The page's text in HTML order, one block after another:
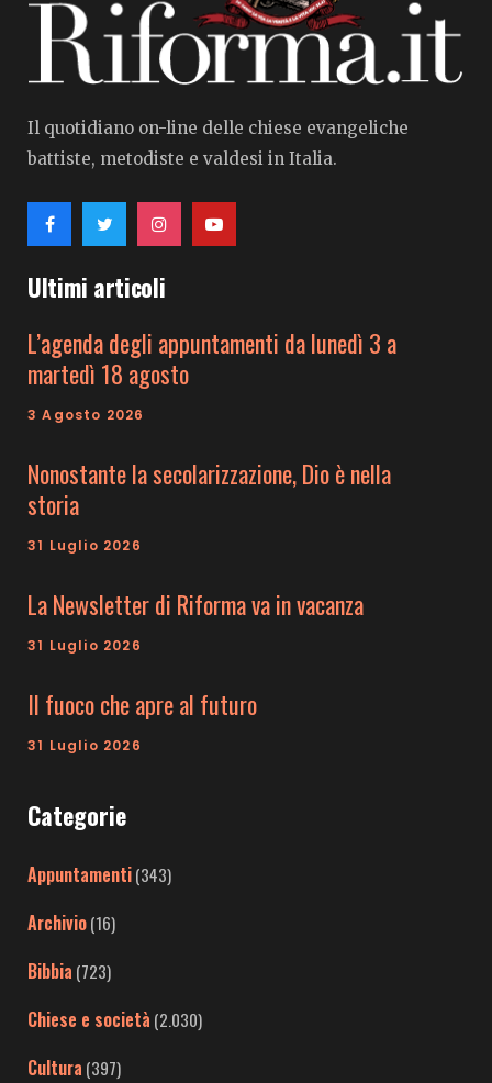
Il quotidiano on-line delle chiese evangeliche
battiste, metodiste e valdesi in Italia.
Ultimi articoli
L’agenda degli appuntamenti da lunedì 3 a
martedì 18 agosto
3 Agosto 2026
Nonostante la secolarizzazione, Dio è nella
storia
31 Luglio 2026
La Newsletter di Riforma va in vacanza
31 Luglio 2026
Il fuoco che apre al futuro
31 Luglio 2026
Categorie
Appuntamenti(343)
Archivio(16)
Bibbia (723)
Chiese e società (2.030)
Cultura (397)